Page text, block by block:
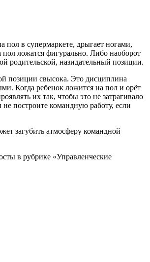
пол в супермаркете, дрыгает ногами,
ложатся фигурально. Либо наоборот
родительской, назидательный позиции.
позиции свысока. Это дисциплина
Когда ребенок ложится на пол и орёт
их так, чтобы это не затрагивало
построите командную работу, если
загубить атмосферу командной
в рубрике «Управленческие